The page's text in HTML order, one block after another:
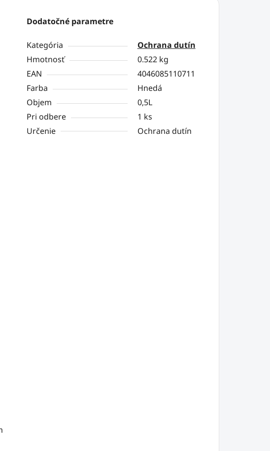
Dodatočné parametre
Kategória
Ochrana dutín
Hmotnosť
0.522 kg
EAN
4046085110711
Farba
Hnedá
Objem
0,5L
Pri odbere
1 ks
Určenie
Ochrana dutín